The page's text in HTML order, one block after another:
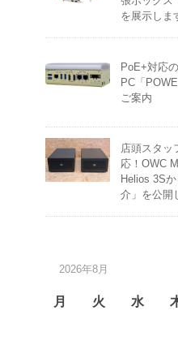
を展示しま
PoE+対応
PC「
ご案内
店頭スタッ
応！OWC
Helios 3S
介」を公開
2026年8月
月 火 水